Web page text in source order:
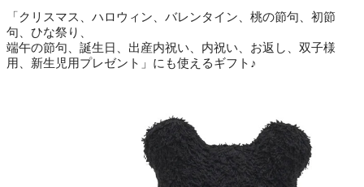
「クリスマス、ハロウィン、バレンタイン、桃の節句、初節
句、ひな祭り、
端午の節句、誕生日、出産内祝い、内祝い、お返し、双子様
用、新生児用プレゼント」にも使えるギフト♪